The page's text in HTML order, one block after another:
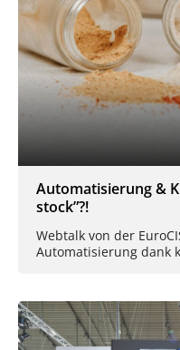
Automatisierung &
stock”?!
Webtalk von der
Automatisierung dank